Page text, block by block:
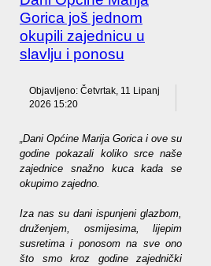
Gorica još jednom
okupili zajednicu u
slavlju i ponosu
Objavljeno: Četvrtak, 11 Lipanj
2026 15:20
„Dani Općine Marija Gorica i ove su
godine pokazali koliko srce naše
zajednice snažno kuca kada se
okupimo zajedno.
Iza nas su dani ispunjeni glazbom,
druženjem, osmijesima, lijepim
susretima i ponosom na sve ono
što smo kroz godine zajednički